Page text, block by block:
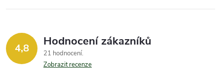
4,8 Hodnocení zákazníků
21 hodnocení
Zobrazit recenze